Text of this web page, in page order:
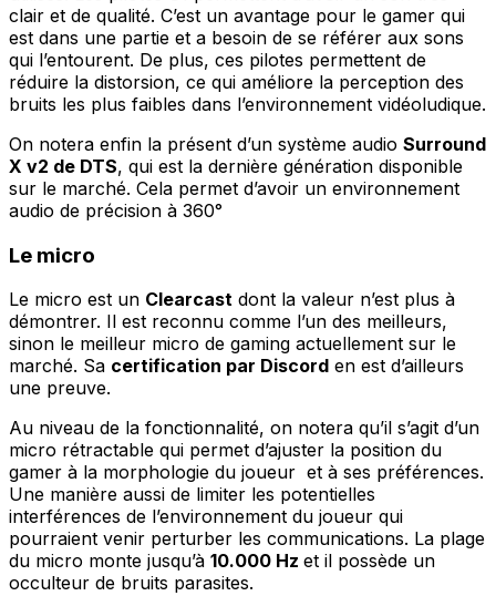
clair et de qualité. C’est un avantage pour le gamer qui
est dans une partie et a besoin de se référer aux sons
qui l’entourent. De plus, ces pilotes permettent de
réduire la distorsion, ce qui améliore la perception des
bruits les plus faibles dans l’environnement vidéoludique.
On notera enfin la présent d’un système audio Surround
X v2 de DTS, qui est la dernière génération disponible
sur le marché. Cela permet d’avoir un environnement
audio de précision à 360°
Le micro
Le micro est un Clearcast dont la valeur n’est plus à
démontrer. Il est reconnu comme l’un des meilleurs,
sinon le meilleur micro de gaming actuellement sur le
marché. Sa certification par Discord en est d’ailleurs
une preuve.
Au niveau de la fonctionnalité, on notera qu’il s’agit d’un
micro rétractable qui permet d’ajuster la position du
gamer à la morphologie du joueur et à ses préférences.
Une manière aussi de limiter les potentielles
interférences de l’environnement du joueur qui
pourraient venir perturber les communications. La plage
du micro monte jusqu’à 10.000 Hz et il possède un
occulteur de bruits parasites.